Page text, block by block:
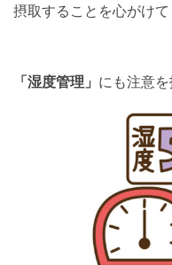
摂取することを心がけて
「湿度管理」 にも注意を